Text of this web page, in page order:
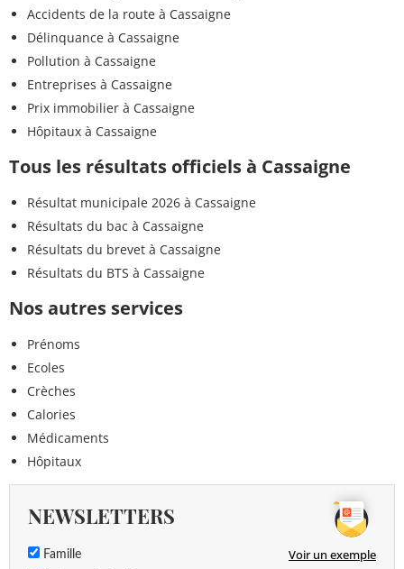
Accidents de la route à Cassaigne
Délinquance à Cassaigne
Pollution à Cassaigne
Entreprises à Cassaigne
Prix immobilier à Cassaigne
Hôpitaux à Cassaigne
Tous les résultats officiels à Cassaigne
Résultat municipale 2026 à Cassaigne
Résultats du bac à Cassaigne
Résultats du brevet à Cassaigne
Résultats du BTS à Cassaigne
Nos autres services
Prénoms
Ecoles
Crèches
Calories
Médicaments
Hôpitaux
NEWSLETTERS
Famille Voir un exemple